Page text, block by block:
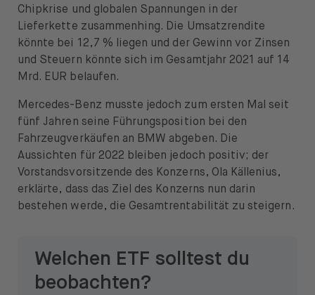
Chipkrise und globalen Spannungen in der
Lieferkette zusammenhing. Die Umsatzrendite
könnte bei 12,7 % liegen und der Gewinn vor Zinsen
und Steuern könnte sich im Gesamtjahr 2021 auf 14
Mrd. EUR belaufen.
Mercedes-Benz musste jedoch zum ersten Mal seit
fünf Jahren seine Führungsposition bei den
Fahrzeugverkäufen an BMW abgeben. Die
Aussichten für 2022 bleiben jedoch positiv; der
Vorstandsvorsitzende des Konzerns, Ola Källenius,
erklärte, dass das Ziel des Konzerns nun darin
bestehen werde, die Gesamtrentabilität zu steigern.
Welchen ETF solltest du
beobachten?